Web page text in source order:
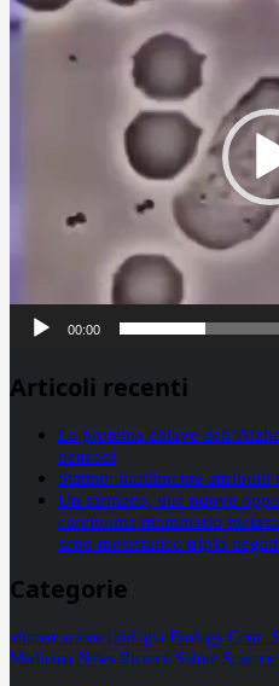
00:00
Articoli recenti
La proteina chiave
neuroni
Statine: inutilmente
Un farmaco, due nuove
carcinoma mammario
seno metastatico triplo
Categorie
alimentazione biologia Biology Com.
Medicina News Ricerca Salute Science